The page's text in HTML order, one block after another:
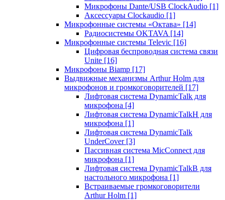
Микрофоны Dante/USB ClockAudio [1]
Аксессуары Clockaudio [1]
Микрофонные системы «Октава» [14]
Радиосистемы OKTAVA [14]
Микрофонные системы Televic [16]
Цифровая беспроводная система связи
Unite [16]
Микрофоны Biamp [17]
Выдвижные механизмы Arthur Holm для
микрофонов и громкоговорителей [17]
Лифтовая система DynamicTalk для
микрофона [4]
Лифтовая система DynamicTalkH для
микрофона [1]
Лифтовая система DynamicTalk
UnderCover [3]
Пассивная система MicConnect для
микрофона [1]
Лифтовая система DynamicTalkB для
настольного микрофона [1]
Встраиваемые громкоговорители
Arthur Holm [1]